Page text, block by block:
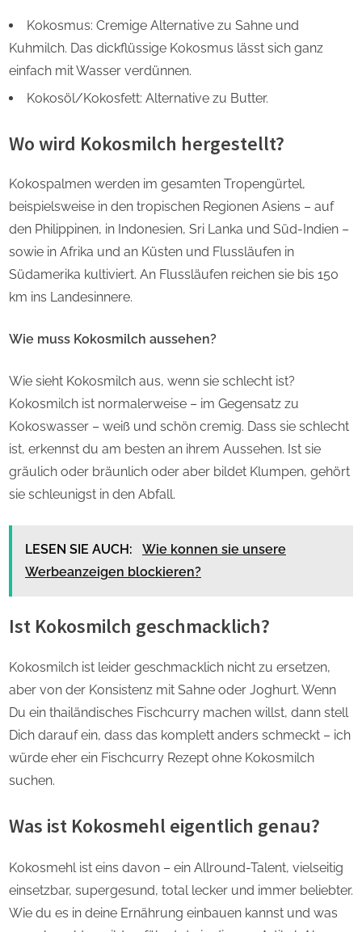
Kokosmus: Cremige Alternative zu Sahne und
Kuhmilch. Das dickflüssige Kokosmus lässt sich ganz
einfach mit Wasser verdünnen.
Kokosöl/Kokosfett: Alternative zu Butter.
Wo wird Kokosmilch hergestellt?
Kokospalmen werden im gesamten Tropengürtel,
beispielsweise in den tropischen Regionen Asiens – auf
den Philippinen, in Indonesien, Sri Lanka und Süd-Indien –
sowie in Afrika und an Küsten und Flussläufen in
Südamerika kultiviert. An Flussläufen reichen sie bis 150
km ins Landesinnere.
Wie muss Kokosmilch aussehen?
Wie sieht Kokosmilch aus, wenn sie schlecht ist?
Kokosmilch ist normalerweise – im Gegensatz zu
Kokoswasser – weiß und schön cremig. Dass sie schlecht
ist, erkennst du am besten an ihrem Aussehen. Ist sie
gräulich oder bräunlich oder aber bildet Klumpen, gehört
sie schleunigst in den Abfall.
LESEN SIE AUCH:
Wie konnen sie unsere
Werbeanzeigen blockieren?
Ist Kokosmilch geschmacklich?
Kokosmilch ist leider geschmacklich nicht zu ersetzen,
aber von der Konsistenz mit Sahne oder Joghurt. Wenn
Du ein thailändisches Fischcurry machen willst, dann stell
Dich darauf ein, dass das komplett anders schmeckt – ich
würde eher ein Fischcurry Rezept ohne Kokosmilch
suchen.
Was ist Kokosmehl eigentlich genau?
Kokosmehl ist eins davon – ein Allround-Talent, vielseitig
einsetzbar, supergesund, total lecker und immer beliebter.
Wie du es in deine Ernährung einbauen kannst und was